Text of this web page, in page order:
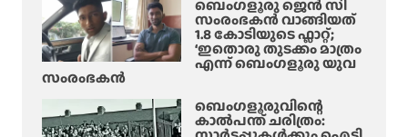
രി
യു
ടെ
ജീ
നെ
ടു
ജീ
വ
ന
ക്കാ
ൻ
ൽ
നാ
ളെ
യി
ൻ
ബെംഗളൂരു ജെൻ സി
സംരംഭകൻ വാങ്ങിയത്
1.8 കോടിയുടെ ഫ്ലാറ്റ്;
‘ഇതൊരു തുടക്കം മാത്രം
എന്ന് ബെംഗളൂരു യുവ
സംരംഭകൻ
ബെംഗളൂരുവിന്റെ
കാൽപന്ത് ചരിത്രം: